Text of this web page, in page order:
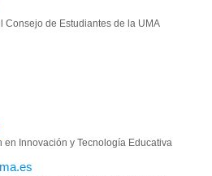
Consejo de Estudiantes de la UMA
en Innovación y Tecnología Educativa